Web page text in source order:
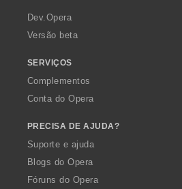
a
Dev.Opera
Versão beta
SERVIÇOS
Complementos
Conta do Opera
PRECISA DE AJUDA?
Suporte e ajuda
Blogs do Opera
Fóruns do Opera